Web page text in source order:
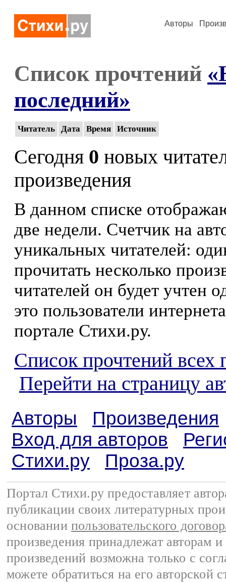
Авторы
Список прочтений
последний»
Читатель Дата Время Источник
Сегодня 0 новых
произведения
В данном списке
две недели. Счетчик на
уникальных читателей:
прочитать несколько
читателей он будет учтен
это пользователи
портале Стихи.ру.
Список прочтений всех
Перейти на страницу
Авторы
Произведения
Вход для авторов
Стихи.ру
Проза.ру
Портал Стихи.ру предоставляет
публикации своих литературных
основании пользовательского
произведения принадлежат авторам
произведений возможна только с
можете обратиться на его авторской